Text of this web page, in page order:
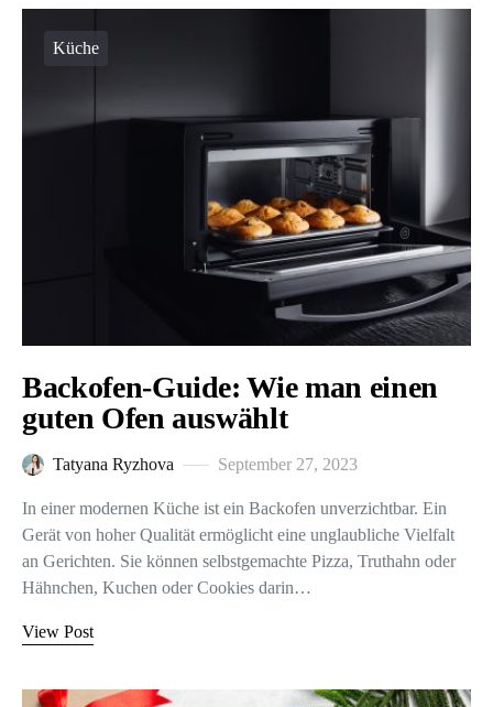
Küche
Backofen-Guide: Wie man einen
guten Ofen auswählt
Tatyana Ryzhova September 27, 2023
In einer modernen Küche ist ein Backofen unverzichtbar. Ein
Gerät von hoher Qualität ermöglicht eine unglaubliche Vielfalt
an Gerichten. Sie können selbstgemachte Pizza, Truthahn oder
Hähnchen, Kuchen oder Cookies darin…
View Post